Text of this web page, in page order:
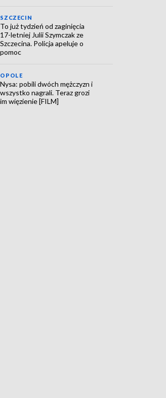
SZCZECIN
To już tydzień od zaginięcia
17-letniej Julii Szymczak ze
Szczecina. Policja apeluje o
pomoc
OPOLE
Nysa: pobili dwóch mężczyzn i
wszystko nagrali. Teraz grozi
im więzienie [FILM]